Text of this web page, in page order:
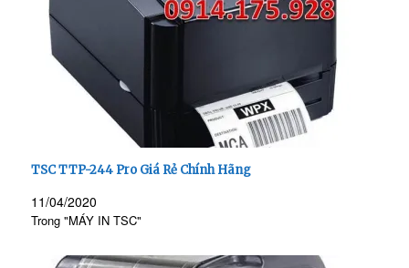
TSC TTP-244 Pro Giá Rẻ Chính Hãng
11/04/2020
Trong "MÁY IN TSC"